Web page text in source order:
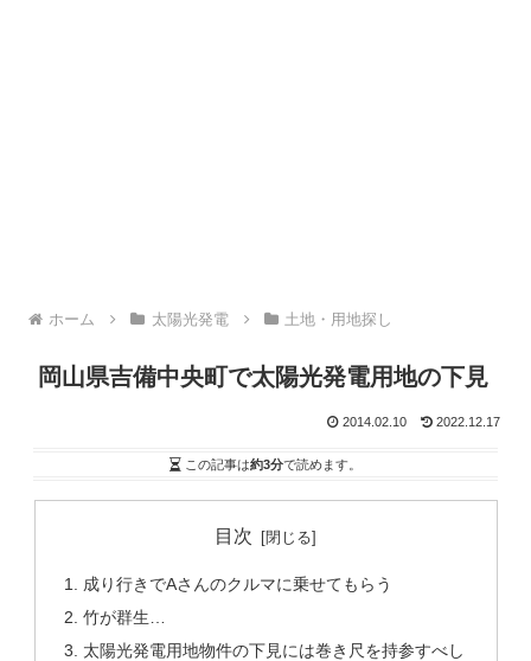
ホーム 太陽光発電 土地・用地探し
岡山県吉備中央町で太陽光発電用地の下見
2014.02.10 2022.12.17
この記事は約3分で読めます。
目次
成り行きでAさんのクルマに乗せてもらう
竹が群生…
太陽光発電用地物件の下見には巻き尺を持参すべし